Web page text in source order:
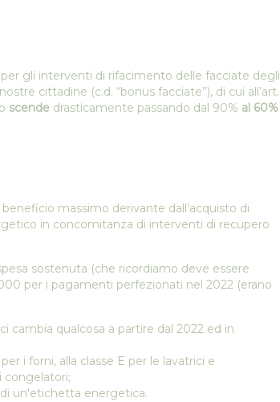
gli interventi di rifacimento delle facciate degli
cittadine (c.d. “bonus facciate”), di cui all’art.
scende drasticamente passando dal 90% al 60%
massimo derivante dall’acquisto di
in concomitanza di interventi di recupero
sostenuta (che ricordiamo deve essere
per i pagamenti perfezionati nel 2022 (erano
qualcosa a partire dal 2022 ed in
i forni, alla classe E per le lavatrici e
congelatori;
di un'etichetta energetica.